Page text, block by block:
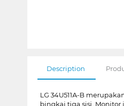
Description
LG 34U511A-B
bingkai tiga sisi.